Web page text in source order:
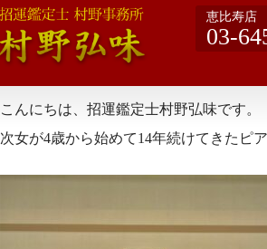
恵比寿店
03-
こんにちは、招運鑑定士村野弘味です。
次女が4歳から始めて14年続けてきたピ